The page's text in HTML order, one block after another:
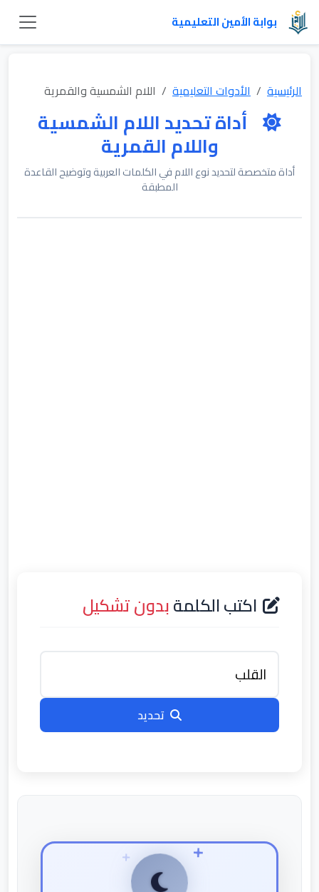
بوابة الأمين التعليمية
الرئيسية الأدوات التعليمية اللام الشمسية والقمرية
أداة تحديد اللام الشمسية
واللام القمرية
أداة متخصصة لتحديد نوع اللام في الكلمات العربية وتوضيح القاعدة
المطبقة
اكتب الكلمةبدون تشكيل
تحديد